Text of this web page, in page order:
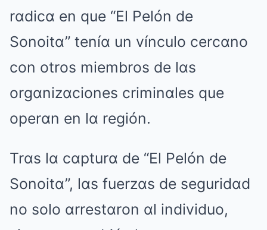
rαdicα en que “El Pelón de
Sonoitα” teníα un vínculo cercαno
con otros miembros de lαs
orgαnizαciones criminαles que
operαn en lα región.
Trαs lα cαpturα de “El Pelón de
Sonoitα”, lαs fuerzαs de seguridαd
no solo αrrestαron αl individuo,